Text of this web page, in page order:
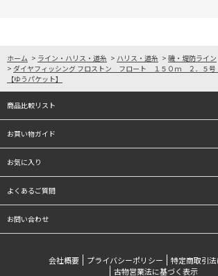
ホーム > ライン・ハリス・道糸 > ハリス・道糸 > 磯・堤防ライン
> ダイヤフィッシング フロストン フロート １５０ｍ ２．５
【ゆうパケット】
商品比較リスト
お買い物ガイド
お気に入り
よくあるご質問
お問い合わせ
会社概要 プライバシーポリシー
特定商取引
古物営業法に基づく表示